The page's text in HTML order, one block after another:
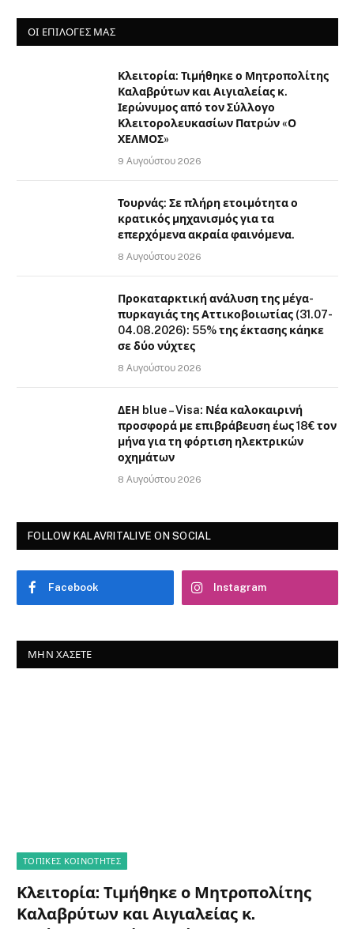
ΟΙ ΕΠΙΛΟΓΈΣ ΜΑΣ
Κλειτορία: Τιμήθηκε ο Μητροπολίτης
Καλαβρύτων και Αιγιαλείας κ.
Ιερώνυμος από τον Σύλλογο
Κλειτορολευκασίων Πατρών «Ο
ΧΕΛΜΟΣ»
9 Αυγούστου 2026
Τουρνάς: Σε πλήρη ετοιμότητα ο
κρατικός μηχανισμός για τα
επερχόμενα ακραία φαινόμενα.
8 Αυγούστου 2026
Προκαταρκτική ανάλυση της μέγα-
πυρκαγιάς της Αττικοβοιωτίας (31.07-
04.08.2026): 55% της έκτασης κάηκε
σε δύο νύχτες
8 Αυγούστου 2026
ΔΕΗ blue – Visa: Νέα καλοκαιρινή
προσφορά με επιβράβευση έως 18€ τον
μήνα για τη φόρτιση ηλεκτρικών
οχημάτων
8 Αυγούστου 2026
FOLLOW KALAVRITALIVE ON SOCIAL
Facebook Instagram
ΜΗΝ ΧΆΣΕΤΕ
ΤΟΠΙΚΈΣ ΚΟΙΝΌΤΗΤΕΣ
Κλειτορία: Τιμήθηκε ο Μητροπολίτης
Καλαβρύτων και Αιγιαλείας κ.